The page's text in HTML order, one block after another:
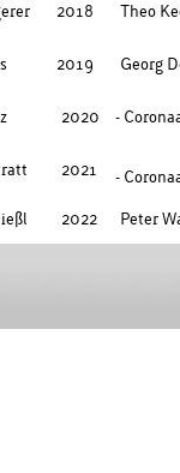
2018 Theo
2019 Georg
2020 -
2021 -
2022 Peter